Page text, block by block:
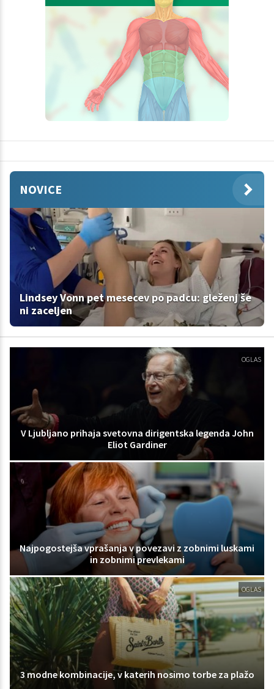
NOVICE
Lindsey Vonn pet mesecev po padcu: gleženj še
ni zaceljen
OGLAS
V Ljubljano prihaja svetovna dirigentska legenda John
Eliot Gardiner
Najpogostejša vprašanja v povezavi z zobnimi luskami
in zobnimi prevlekami
OGLAS
3 modne kombinacije, v katerih nosimo torbe za plažo